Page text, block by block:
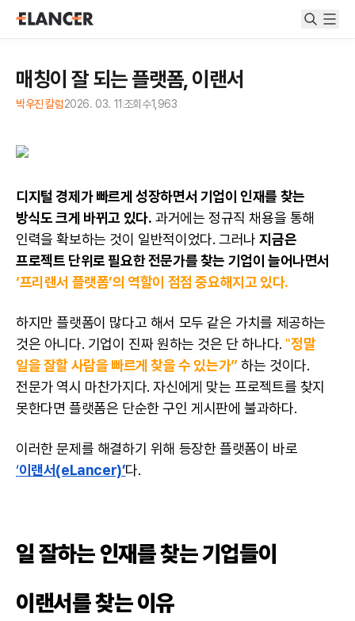
매칭이 잘 되는 플랫폼, 이랜서
박우진 칼럼2026. 03. 11 조회수1,963
디지털 경제가 빠르게 성장하면서 기업이 인재를 찾는
방식도 크게 바뀌고 있다. 과거에는 정규직 채용을 통해
인력을 확보하는 것이 일반적이었다. 그러나지금은
프로젝트 단위로 필요한 전문가를 찾는 기업이 늘어나면서
‘프리랜서 플랫폼’의 역할이 점점 중요해지고 있다.
하지만 플랫폼이 많다고 해서 모두 같은 가치를 제공하는
것은 아니다. 기업이 진짜 원하는 것은 단 하나다. "정말
일을 잘할 사람을 빠르게 찾을 수 있는가” 하는 것이다.
전문가 역시 마찬가지다. 자신에게 맞는 프로젝트를 찾지
못한다면 플랫폼은 단순한 구인 게시판에 불과하다.
이러한 문제를 해결하기 위해 등장한 플랫폼이 바로
‘이랜서(eLancer)’다.
일 잘하는 인재를 찾는 기업들이
이랜서를 찾는 이유